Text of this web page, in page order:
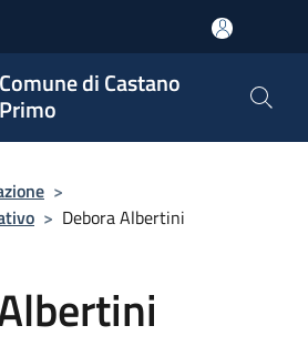
Comune di Castano
Primo
>
> Debora Albertini